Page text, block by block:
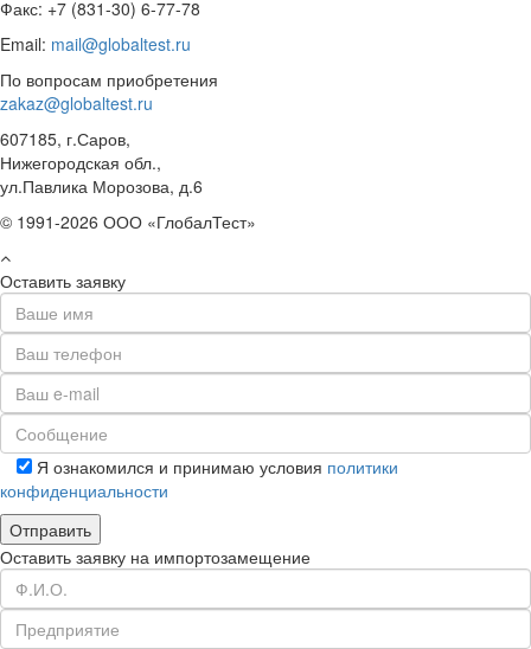
Факс: +7 (831-30) 6-77-78
Email: mail@globaltest.ru
По вопросам приобретения
zakaz@globaltest.ru
607185, г.Саров,
Нижегородская обл.,
ул.Павлика Морозова, д.6
© 1991-2026 ООО «ГлобалТест»
Оставить заявку
Я ознакомился и принимаю условия политики
конфиденциальности
Оставить заявку на импортозамещение